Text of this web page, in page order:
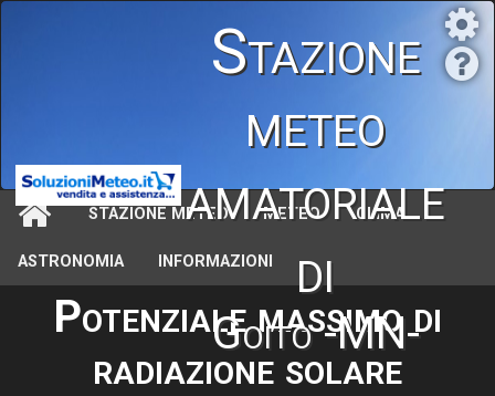
Stazione
meteo
amatoriale
di
Goito -MN-
STAZIONE METEO METEO CLIMA
ASTRONOMIA INFORMAZIONI
Potenziale massimo di
radiazione solare